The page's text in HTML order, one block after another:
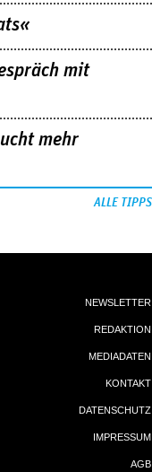
mit
mehr
ALLE TIPPS
NEWSLETTER
REDAKTION
MEDIADATEN
KONTAKT
DATENSCHUTZ
IMPRESSUM
AGB